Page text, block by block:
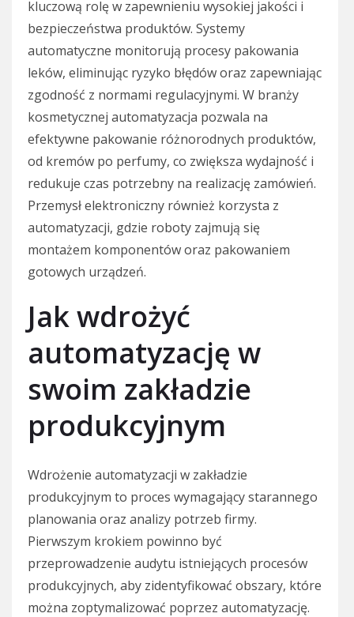
kluczową rolę w zapewnieniu wysokiej jakości i
bezpieczeństwa produktów. Systemy
automatyczne monitorują procesy pakowania
leków, eliminując ryzyko błędów oraz zapewniając
zgodność z normami regulacyjnymi. W branży
kosmetycznej automatyzacja pozwala na
efektywne pakowanie różnorodnych produktów,
od kremów po perfumy, co zwiększa wydajność i
redukuje czas potrzebny na realizację zamówień.
Przemysł elektroniczny również korzysta z
automatyzacji, gdzie roboty zajmują się
montażem komponentów oraz pakowaniem
gotowych urządzeń.
Jak wdrożyć
automatyzację w
swoim zakładzie
produkcyjnym
Wdrożenie automatyzacji w zakładzie
produkcyjnym to proces wymagający starannego
planowania oraz analizy potrzeb firmy.
Pierwszym krokiem powinno być
przeprowadzenie audytu istniejących procesów
produkcyjnych, aby zidentyfikować obszary, które
można zoptymalizować poprzez automatyzację.